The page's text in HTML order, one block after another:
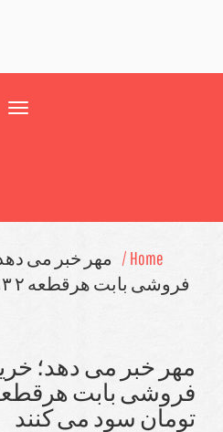
مد و
مهر خبر می دهد؛
فروشی بابت هرقطعه
می دهد؛ خریداران
فروشی بابت
سود می كنند